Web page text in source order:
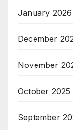
January 2026
December
November
October 2025
September